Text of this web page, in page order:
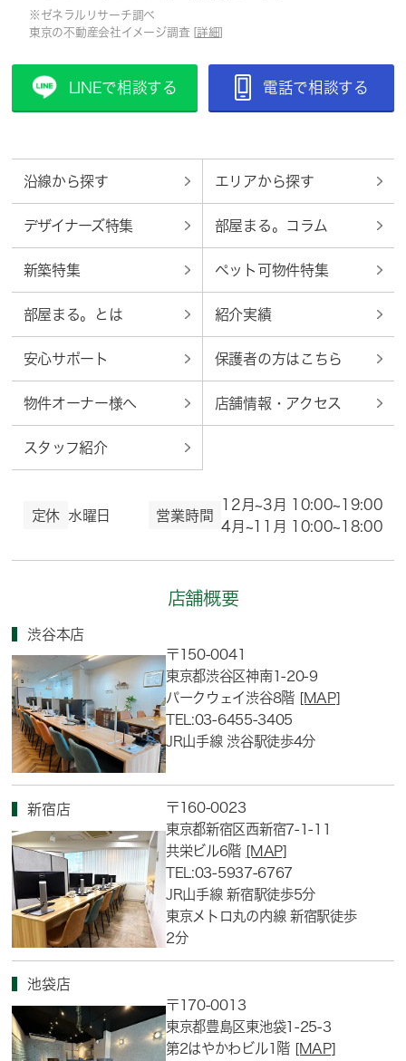
※ゼネラルリサーチ調べ
東京の不動産会社イメージ調査 [ 詳細
LINEで相談する 電話で相談する
沿線から探す エリアから探す
デザイナーズ特集 部屋まる。コラム
新築特集 ペット可物件特集
部屋まる。とは 紹介実績
安心サポート 保護者の方はこちら
物件オーナー様へ 店舗情報・アクセス
スタッフ紹介
定休 水曜日 営業時間
12月~3月 10:00~19:00
4月~11月 10:00~18:00
店舗概要
渋谷本店
〒150-0041
東京都渋谷区神南1-20-9
パークウェイ渋谷8階 [MAP]
TEL:03-6455-3405
JR山手線 渋谷駅徒歩4分
新宿店
〒160-0023
東京都新宿区西新宿7-1-11
共栄ビル6階 [MAP]
TEL:03-5937-6767
JR山手線 新宿駅徒歩5分
東京メトロ丸の内線 新宿駅徒歩
2分
池袋店
〒170-0013
東京都豊島区東池袋1-25-3
第2はやかわビル1階 [MAP]